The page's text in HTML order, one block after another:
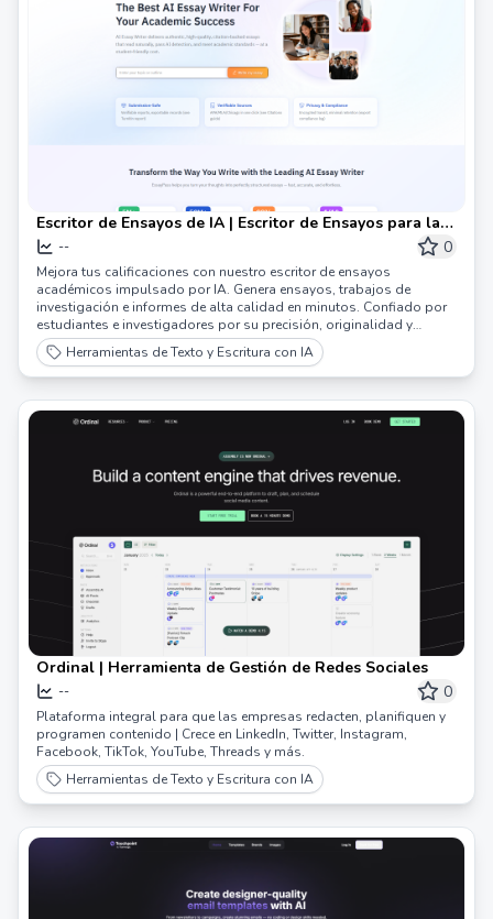
Escritor de Ensayos de IA | Escritor de Ensayos para la
Excelencia Académica
-- 0
Mejora tus calificaciones con nuestro escritor de ensayos
académicos impulsado por IA. Genera ensayos, trabajos de
investigación e informes de alta calidad en minutos. Confiado por
estudiantes e investigadores por su precisión, originalidad y
resultados listos para citar.
Herramientas de Texto y Escritura con IA
Ordinal | Herramienta de Gestión de Redes Sociales
-- 0
Plataforma integral para que las empresas redacten, planifiquen y
programen contenido | Crece en LinkedIn, Twitter, Instagram,
Facebook, TikTok, YouTube, Threads y más.
Herramientas de Texto y Escritura con IA